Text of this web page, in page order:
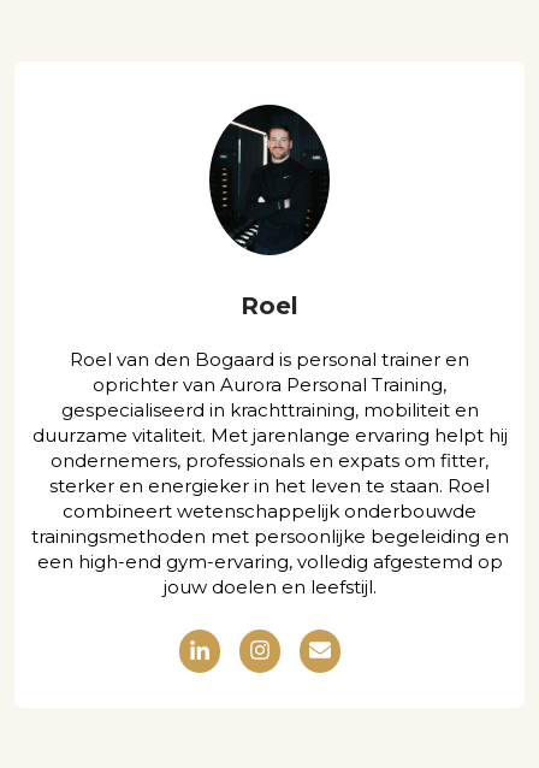
Roel
Roel van den Bogaard is personal trainer en
oprichter van Aurora Personal Training,
gespecialiseerd in krachttraining, mobiliteit en
duurzame vitaliteit. Met jarenlange ervaring helpt hij
ondernemers, professionals en expats om fitter,
sterker en energieker in het leven te staan. Roel
combineert wetenschappelijk onderbouwde
trainingsmethoden met persoonlijke begeleiding en
een high-end gym-ervaring, volledig afgestemd op
jouw doelen en leefstijl.